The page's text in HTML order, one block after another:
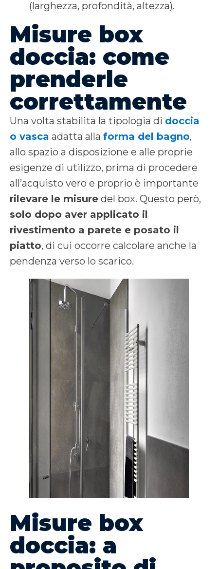
(larghezza, profondità, altezza).
Misure box
doccia: come
prenderle
correttamente
Una volta stabilita la tipologia di doccia
o vasca adatta alla forma del bagno,
allo spazio a disposizione e alle proprie
esigenze di utilizzo, prima di procedere
all’acquisto vero e proprio è importante
rilevare le misure del box. Questo però,
solo dopo aver applicato il
rivestimento a parete e posato il
piatto, di cui occorre calcolare anche la
pendenza verso lo scarico.
Misure box
doccia: a